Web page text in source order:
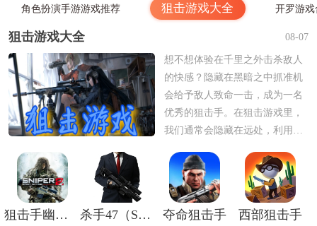
角色扮演手游游戏推荐 狙击游戏大全 开罗游戏
狙击游戏大全 08-07
想不想体验在千里之外击杀敌人
的快感？隐藏在黑暗之中抓准机
会给予敌人致命一击，成为一名
优秀的狙击手。在狙击游戏里，
我们通常会隐藏在远处，利用各
己的目标，如果你对狙击游戏感
兴趣的话，可以在这里挑选自己
感兴趣的进行下载。
狙击手幽灵战士2 杀手47（Sniper） 夺命狙击手 西部狙击手